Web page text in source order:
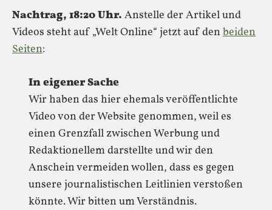
Nachtrag, 18:20 Uhr. Anstelle der Artikel und
Videos steht auf „Welt Online“ jetzt auf den beiden
Seiten:
In eigener Sache
Wir haben das hier ehemals veröffentlichte
Video von der Website genommen, weil es
einen Grenzfall zwischen Werbung und
Redaktionellem darstellte und wir den
Anschein vermeiden wollen, dass es gegen
unsere journalistischen Leitlinien verstoßen
könnte. Wir bitten um Verständnis.